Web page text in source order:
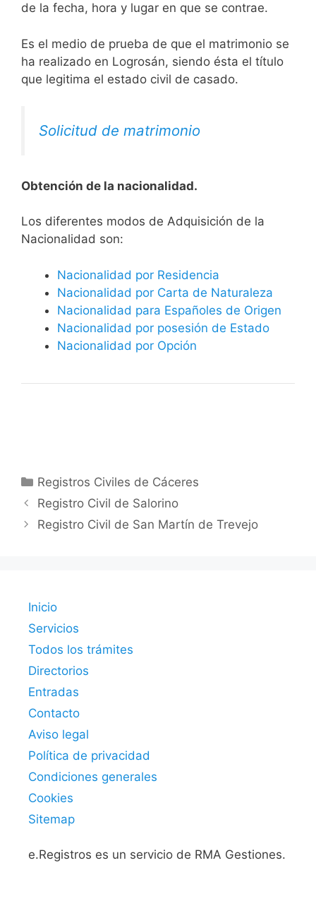
de la fecha, hora y lugar en que se contrae.
Es el medio de prueba de que el matrimonio se
ha realizado en Logrosán, siendo ésta el título
que legitima el estado civil de casado.
Solicitud de matrimonio
Obtención de la nacionalidad.
​​​Los diferentes modos de Adquisición de la
Nacionalidad son:
Nacionalidad por Residencia
Nacionalidad por Carta de Naturaleza
Nacionalidad para Españoles de Origen
Nacionalidad por posesión de Estado
Nacionalidad por Opción
Categorías
Registros Civiles de Cáceres
Registro Civil de Salorino
Registro Civil de San Martín de Trevejo
Inicio
Servicios
Todos los trámites
Directorios
Entradas
Contacto
Aviso legal
Política de privacidad
Condiciones generales
Cookies
Sitemap
e.Registros es un servicio de RMA Gestiones.